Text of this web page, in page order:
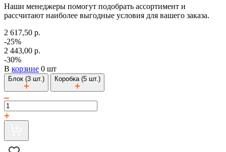
Наши менеджеры помогут подобрать ассортимент и
рассчитают наиболее выгодные условия для вашего заказа.
2 617,50 р.
-25%
2 443,00 р.
-30%
В корзине 0 шт
Блок (3 шт.) Коробка (5 шт.)